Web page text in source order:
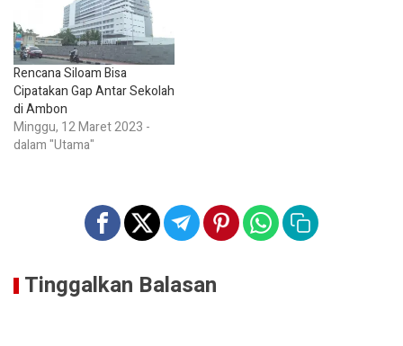
Rencana Siloam Bisa
Cipatakan Gap Antar Sekolah
di Ambon
Minggu, 12 Maret 2023 -
dalam "Utama"
Tinggalkan Balasan